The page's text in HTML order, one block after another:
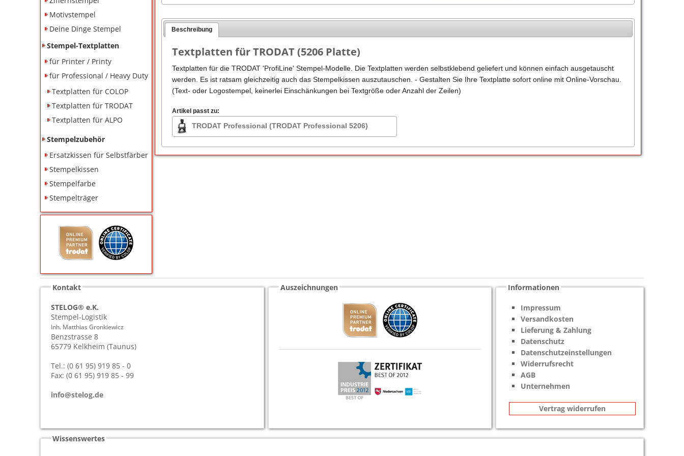
Lehrerstempel
Kinderstempel
Motivstempel
Deine Dinge Stempel
Stempel-Textplatten
für Printer / Printy
für Professional / Heavy Duty
Textplatten für COLOP
Textplatten für TRODAT
Textplatten für ALPO
Stempelzubehör
Ersatzkissen für Selbstfärber
Stempelkissen
Stempelfarbe
Stempelträger
Beschreibung
Textplatten für TRODAT (5206 Platte)
Textplatten für die TRODAT 'ProfiLine' Stempel-Modelle. Die Textplatten werden selbstklebend geliefert und können einfach ausgetauscht
werden. Es ist ratsam gleichzeitig auch das Stempelkissen auszutauschen. - Gestalten Sie Ihre Textplatte sofort online mit Online-Vorschau.
(Text- oder Logostempel, keinerlei Einschänkungen bei Textgröße oder Anzahl der Zeilen)
Artikel passt zu:
TRODAT Professional (TRODAT Professional 5206)
Kontakt
STELOG® e.K.
Stempel-Logistik
Inh. Matthias Gronkiewicz
Benzstrasse 8
65779 Kelkheim (Taunus)
Tel.: (0 61 95) 919 85 - 0
Fax: (0 61 95) 919 85 - 99
info@stelog.de
Auszeichnungen Informationen
Impressum
Versandkosten
Lieferung & Zahlung
Datenschutz
Datenschutzeinstellungen
Widerrufsrecht
AGB
Unternehmen
Vertrag widerrufen
Wissenswertes